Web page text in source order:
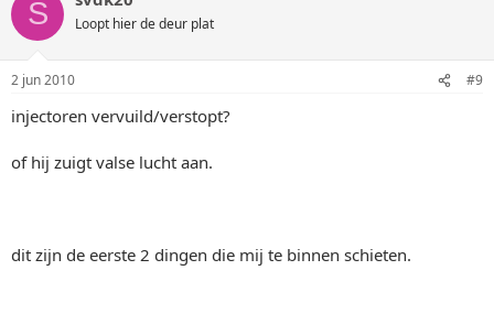
S Loopt hier de deur plat
2 jun 2010 #9
injectoren vervuild/verstopt?
of hij zuigt valse lucht aan.
dit zijn de eerste 2 dingen die mij te binnen schieten.